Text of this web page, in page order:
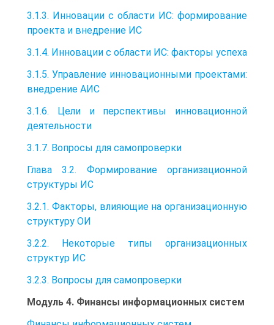
3.1.3. Инновации с области ИС: формирование
проекта и внедрение ИС
3.1.4. Инновации с области ИС: факторы успеха
3.1.5. Управление инновационными проектами:
внедрение АИС
3.1.6. Цели и перспективы инновационной
деятельности
3.1.7. Вопросы для самопроверки
Глава 3.2. Формирование организационной
структуры ИС
3.2.1. Факторы, влияющие на организационную
структуру ОИ
3.2.2. Некоторые типы организационных
структур ИС
3.2.3. Вопросы для самопроверки
Модуль 4. Финансы информационных систем